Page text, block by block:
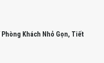
Khách Nhỏ Gọn, Tiết